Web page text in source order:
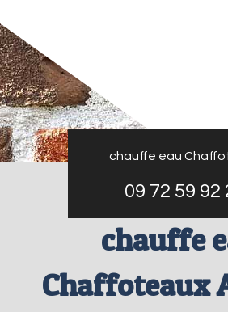
chauffe eau
09 72 59 92
chauffe
Chaffoteaux